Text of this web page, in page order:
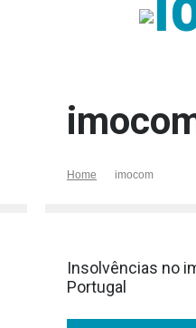
Home imocom
Insolvências no
Portugal